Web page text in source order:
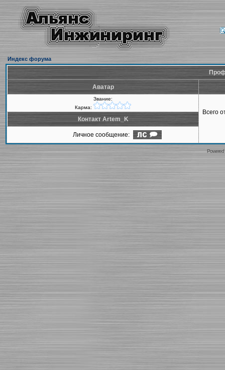
Индекс форума
Аватар
Звание:
Карма:
Всего
Контакт Artem_K
Личное сообщение: